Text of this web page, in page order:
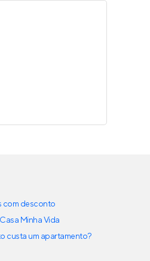
com desconto
Minha Vida
custa um apartamento?